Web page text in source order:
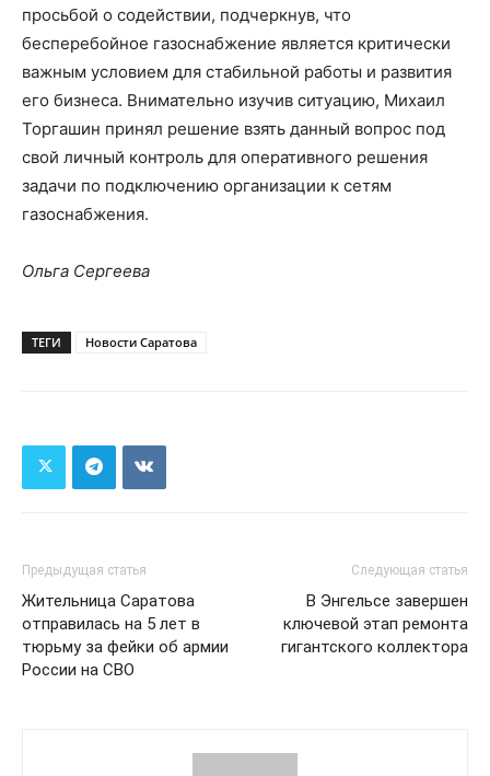
просьбой о содействии, подчеркнув, что
бесперебойное газоснабжение является критически
важным условием для стабильной работы и развития
его бизнеса. Внимательно изучив ситуацию, Михаил
Торгашин принял решение взять данный вопрос под
свой личный контроль для оперативного решения
задачи по подключению организации к сетям
газоснабжения.
Ольга Сергеева
ТЕГИ Новости Саратова
Предыдущая статья
Жительница Саратова
отправилась на 5 лет в
тюрьму за фейки об армии
России на СВО
Следующая статья
В Энгельсе завершен
ключевой этап ремонта
гигантского коллектора